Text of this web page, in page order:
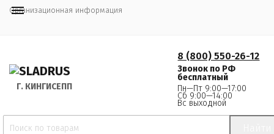
Организационная информация
Г. КИНГИСЕПП
8 (800) 550-26-12
Звонок по РФ
бесплатный
Пн—Пт 9:00—17:00
Сб 9:00—14:00
Вс выходной